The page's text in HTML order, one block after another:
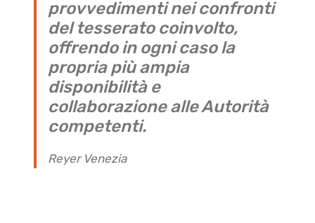
provvedimenti nei confronti
del tesserato coinvolto,
offrendo in ogni caso la
propria più ampia
disponibilità e
collaborazione alle Autorità
competenti.
Reyer Venezia